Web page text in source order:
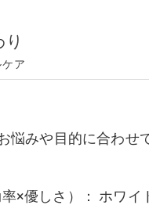
ア
悩みや目的に合わせ
×優しさ）： ホワイ